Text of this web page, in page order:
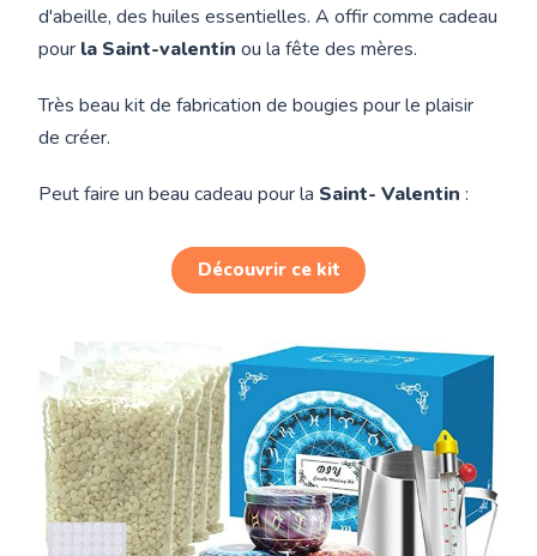
d'abeille, des huiles essentielles. A offir comme cadeau
pour la Saint-valentin ou la fête des mères.
Très beau kit de fabrication de bougies pour le plaisir
de créer.
Peut faire un beau cadeau pour la Saint- Valentin :
Découvrir ce kit